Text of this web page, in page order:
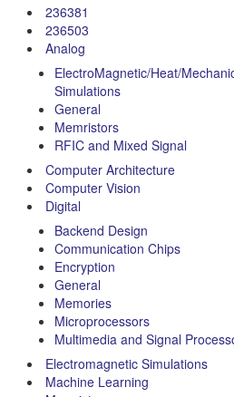
236381
236503
Analog
ElectroMagnetic/Heat/
Simulations
General
Memristors
RFIC and Mixed Signal
Computer Architecture
Computer Vision
Digital
Backend Design
Communication Chips
Encryption
General
Memories
Microprocessors
Multimedia and Signal
Electromagnetic Simulations
Machine Learning